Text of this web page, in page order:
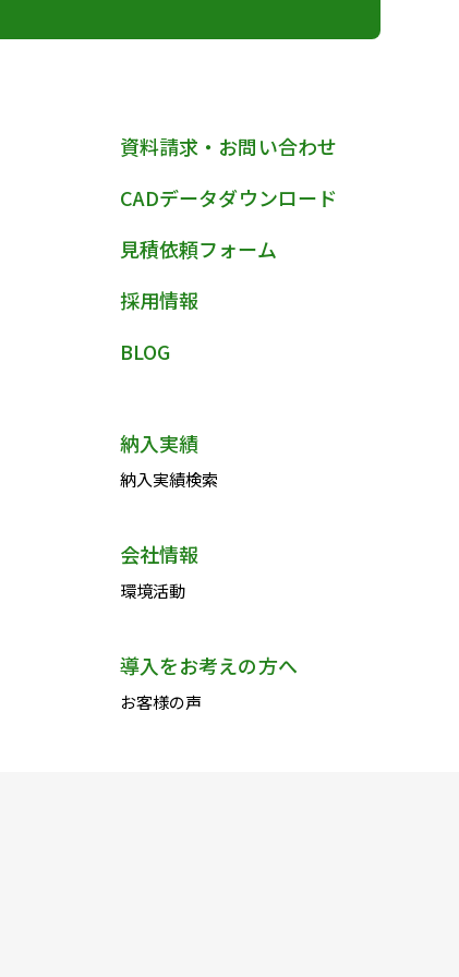
資料請求・お問い合わせ
CADデータダウンロード
見積依頼フォーム
採用情報
BLOG
納入実績
納入実績検索
会社情報
環境活動
導入をお考えの方へ
お客様の声